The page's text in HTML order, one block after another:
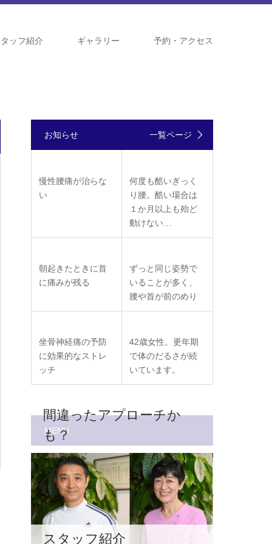
ッフ紹介 ギャラリー 予約・アクセス
お知らせ 一覧ページ
慢性腰痛が治らな
い
何度も酷いぎっく
り腰。酷い場合は
１か月以上も殆ど
動けない…
朝起きたときに首
に痛みが残る
ずっと同じ姿勢で
いることが多く、
腰や首が前のめり
坐骨神経痛の予防
に効果的なストレ
ッチ
42歳女性。更年期
で体のだるさが続
いています。
MENU
間違ったアプローチか
も？
スタッフ紹介